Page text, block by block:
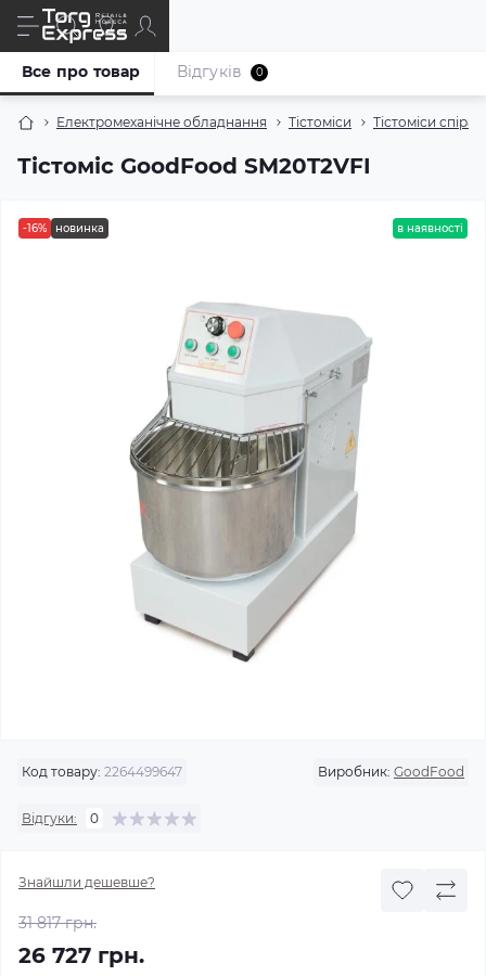
Електромеханічне обладнання Тістоміси Тістоміси
Тістоміс GoodFood SM20T2VFI
Все про товар Відгуків 0
-16% новинка в наявності
Код товару: 2264499647 Виробник: GoodFood
Відгуки: 0
Знайшли дешевше?
31 817 грн.
26 727 грн.